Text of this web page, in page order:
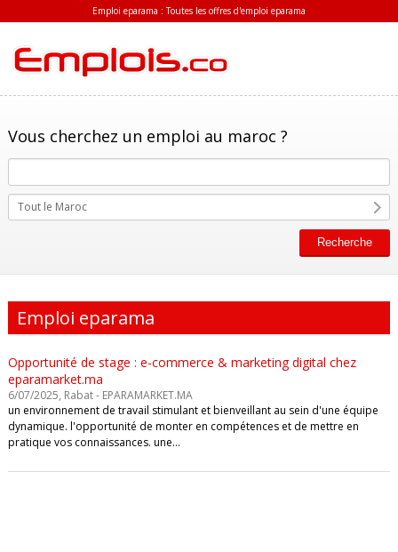
Emploi eparama : Toutes les offres d'emploi eparama
Vous cherchez un emploi au maroc ?
Tout le Maroc
Emploi eparama
Opportunité de stage : e-commerce & marketing digital chez
eparamarket.ma
6/07/2025, Rabat - EPARAMARKET.MA
un environnement de travail stimulant et bienveillant au sein d'une équipe
dynamique. l'opportunité de monter en compétences et de mettre en
pratique vos connaissances. une…